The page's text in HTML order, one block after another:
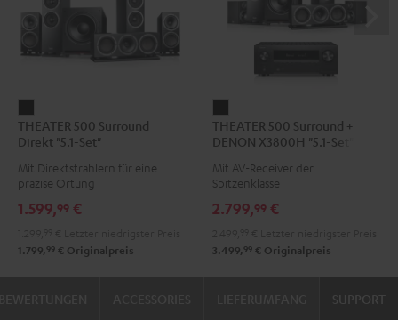
500
Surround
Direkt
Set"
THEATER 500 Surround
Direkt "5.1-Set"
Mit Direktstrahlern für eine
präzise Ortung
1.599,99 €
1.799, 99 € Originalpreis
500
Surround
+
X3800H
Set"
THEATER 500 Surround +
DENON X3800H "5.1-Set"
Mit AV-Receiver der
Spitzenklasse
2.799,99 €
3.499, 99 € Originalpreis
SUPPORT